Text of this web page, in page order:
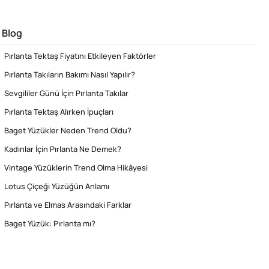
Blog
Pırlanta Tektaş Fiyatını Etkileyen Faktörler
Pırlanta Takıların Bakımı Nasıl Yapılır?
Sevgililer Günü İçin Pırlanta Takılar
Pırlanta Tektaş Alırken İpuçları
Baget Yüzükler Neden Trend Oldu?
Kadınlar İçin Pırlanta Ne Demek?
Vintage Yüzüklerin Trend Olma Hikâyesi
Lotus Çiçeği Yüzüğün Anlamı
Pırlanta ve Elmas Arasındaki Farklar
Baget Yüzük: Pırlanta mı?